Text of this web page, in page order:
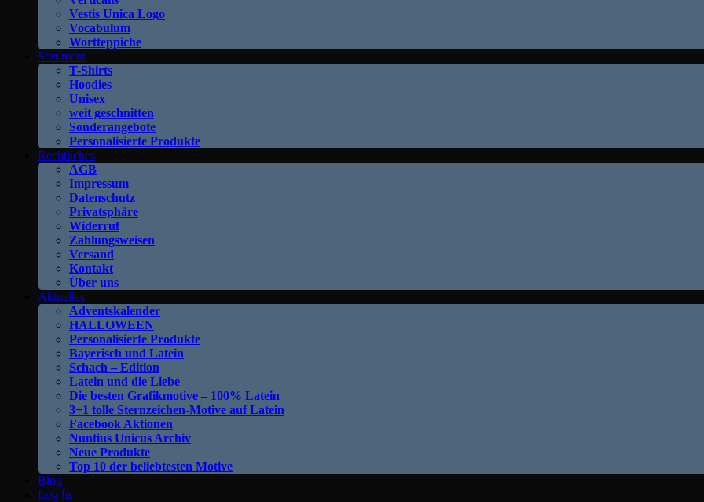
Vestis Unica Logo
Vocabulum
Wortteppiche
Sortiment
T-Shirts
Hoodies
Unisex
weit geschnitten
Sonderangebote
Personalisierte Produkte
Rechtliches
AGB
Impressum
Datenschutz
Privatsphäre
Widerruf
Zahlungsweisen
Versand
Kontakt
Über uns
Aktuelles
Adventskalender
HALLOWEEN
Personalisierte Produkte
Bayerisch und Latein
Schach – Edition
Latein und die Liebe
Die besten Grafikmotive – 100% Latein
3+1 tolle Sternzeichen-Motive auf Latein
Facebook Aktionen
Nuntius Unicus Archiv
Neue Produkte
Top 10 der beliebtesten Motive
Blog
Log In